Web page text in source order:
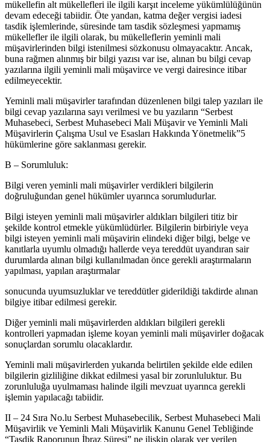
mükellefin alt mükellefleri ile ilgili karşıt inceleme yükümlülüğünün
devam edeceği tabiidir. Öte yandan, katma değer vergisi iadesi
tasdik işlemlerinde, süresinde tam tasdik sözleşmesi yapmamış
mükellefler ile ilgili olarak, bu mükelleflerin yeminli mali
müşavirlerinden bilgi istenilmesi sözkonusu olmayacaktır. Ancak,
buna rağmen alınmış bir bilgi yazısı var ise, alınan bu bilgi cevap
yazılarına ilgili yeminli mali müşavirce ve vergi dairesince itibar
edilmeyecektir.
Yeminli mali müşavirler tarafından düzenlenen bilgi talep yazıları ile
bilgi cevap yazılarına sayı verilmesi ve bu yazıların “Serbest
Muhasebeci, Serbest Muhasebeci Mali Müşavir ve Yeminli Mali
Müşavirlerin Çalışma Usul ve Esasları Hakkında Yönetmelik”5
hükümlerine göre saklanması gerekir.
B – Sorumluluk:
Bilgi veren yeminli mali müşavirler verdikleri bilgilerin
doğruluğundan genel hükümler uyarınca sorumludurlar.
Bilgi isteyen yeminli mali müşavirler aldıkları bilgileri titiz bir
şekilde kontrol etmekle yükümlüdürler. Bilgilerin birbiriyle veya
bilgi isteyen yeminli mali müşavirin elindeki diğer bilgi, belge ve
kanıtlarla uyumlu olmadığı hallerde veya tereddüt uyandıran sair
durumlarda alınan bilgi kullanılmadan önce gerekli araştırmaların
yapılması, yapılan araştırmalar
sonucunda uyumsuzluklar ve tereddütler giderildiği takdirde alınan
bilgiye itibar edilmesi gerekir.
Diğer yeminli mali müşavirlerden aldıkları bilgileri gerekli
kontrolleri yapmadan işleme koyan yeminli mali müşavirler doğacak
sonuçlardan sorumlu olacaklardır.
Yeminli mali müşavirlerden yukarıda belirtilen şekilde elde edilen
bilgilerin gizliliğine dikkat edilmesi yasal bir zorunluluktur. Bu
zorunluluğa uyulmaması halinde ilgili mevzuat uyarınca gerekli
işlemin yapılacağı tabiidir.
II – 24 Sıra No.lu Serbest Muhasebecilik, Serbest Muhasebeci Mali
Müşavirlik ve Yeminli Mali Müşavirlik Kanunu Genel Tebliğinde
“Tasdik Raporunun İbraz Süresi” ne ilişkin olarak yer verilen